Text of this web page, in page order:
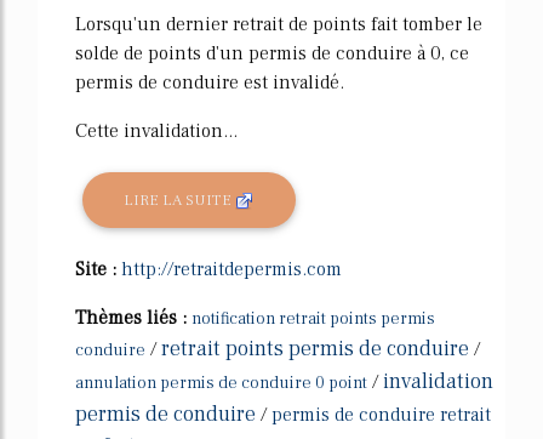
Lorsqu'un dernier retrait de points fait tomber le
solde de points d'un permis de conduire à 0, ce
permis de conduire est invalidé.
Cette invalidation...
LIRE LA SUITE
Site : http://retraitdepermis.com
Thèmes liés : notification retrait points permis
conduire /retrait points permis de conduire /
annulation permis de conduire 0 point /invalidation
permis de conduire /permis de conduire retrait